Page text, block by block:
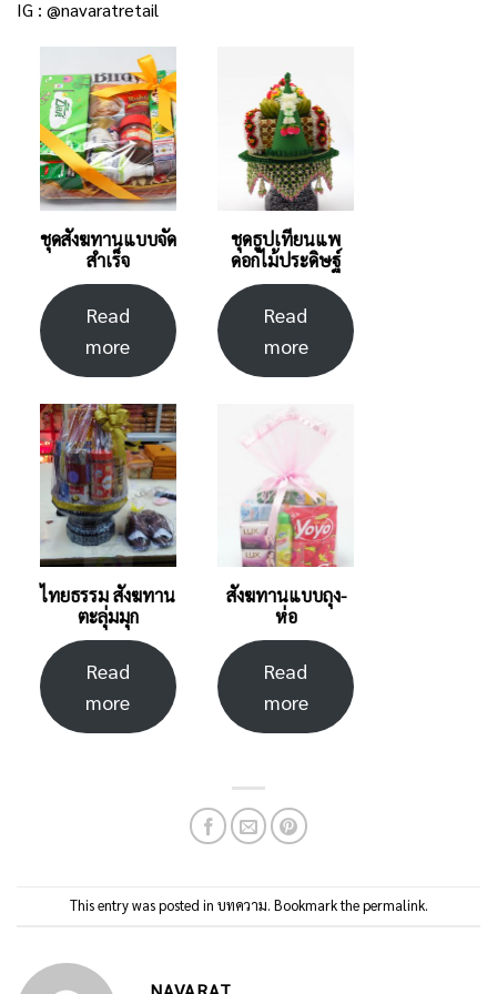
IG : @navaratretail
ชุดสังฆทานแบบจัด
สำเร็จ
Read
more
ชุดธูปเทียนแพ
ดอกไม้ประดิษฐ์
Read
more
ไทยธรรม สังฆทาน
ตะลุ่มมุก
Read
more
สังฆทานแบบถุง-
ห่อ
Read
more
This entry was posted in บทความ. Bookmark thepermalink.